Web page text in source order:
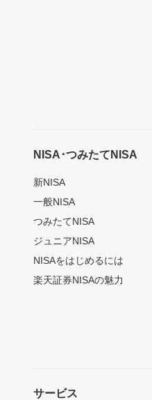
NISA･つみたてNISA
新NISA
一般NISA
つみたてNISA
ジュニアNISA
NISAをはじめるには
楽天証券NISAの魅力
サービス